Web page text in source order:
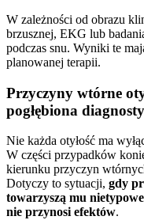
W zależności od obrazu
brzusznej, EKG lub
podczas snu. Wyniki te
planowanej terapii.
Przyczyny wtórne
pogłębiona
Nie każda otyłość ma
W części przypadków
kierunku przyczyn
Dotyczy to sytuacji, gdy
towarzyszą mu
nie przynosi efektów.